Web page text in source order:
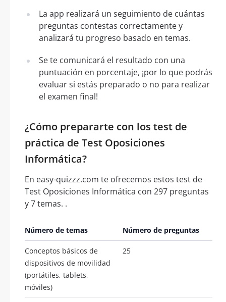
La app realizará un seguimiento de cuántas
preguntas contestas correctamente y
analizará tu progreso basado en temas.
Se te comunicará el resultado con una
puntuación en porcentaje, ¡por lo que podrás
evaluar si estás preparado o no para realizar
el examen final!
¿Cómo prepararte con los test de
práctica de Test Oposiciones
Informática?
En easy-quizzz.com te ofrecemos estos test de
Test Oposiciones Informática con 297 preguntas
y 7 temas. .
Número de temas Número de preguntas
Conceptos básicos de
dispositivos de movilidad
(portátiles, tablets,
móviles)
25